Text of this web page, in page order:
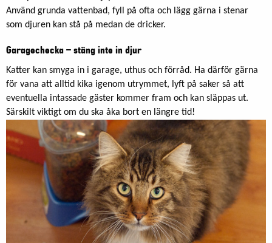
Använd grunda vattenbad, fyll på ofta och lägg gärna i stenar
som djuren kan stå på medan de dricker.
Garagechecka – stäng inte in djur
Katter kan smyga in i garage, uthus och förråd. Ha därför gärna
för vana att alltid kika igenom utrymmet, lyft på saker så att
eventuella intassade gäster kommer fram och kan släppas ut.
Särskilt viktigt om du ska åka bort en längre tid!